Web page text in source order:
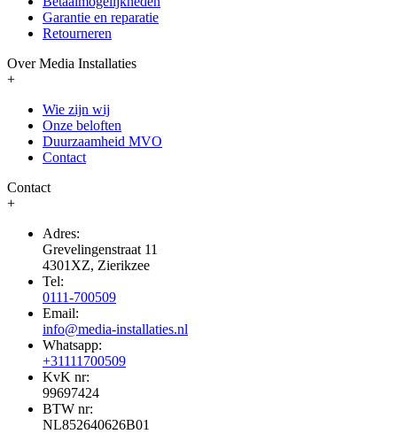
Garantie en reparatie
Retourneren
Over Media Installaties
+
Wie zijn wij
Onze beloften
Duurzaamheid MVO
Contact
Contact
+
Adres:
Grevelingenstraat 11
4301XZ, Zierikzee
Tel:
0111-700509
Email:
info@media-installaties.nl
Whatsapp:
+31111700509
KvK nr:
99697424
BTW nr:
NL852640626B01